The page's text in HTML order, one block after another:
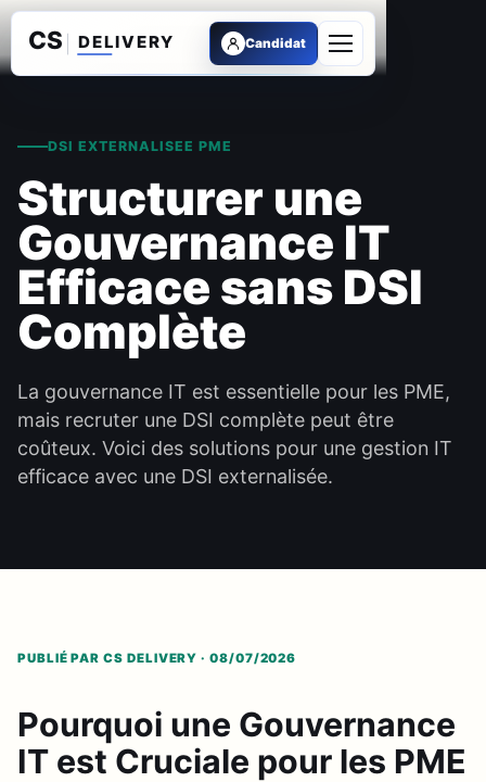
Candidat
Ouvrir le menu
DSI EXTERNALISEE PME
Structurer une
Gouvernance IT
Efficace sans DSI
Complète
La gouvernance IT est essentielle pour les PME,
mais recruter une DSI complète peut être
coûteux. Voici des solutions pour une gestion IT
efficace avec une DSI externalisée.
PUBLIÉ PAR CS DELIVERY · 08/07/2026
Pourquoi une Gouvernance
IT est Cruciale pour les PME